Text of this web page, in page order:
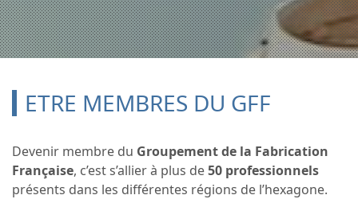
ETRE MEMBRES DU GFF
Devenir membre du Groupement de la Fabrication
Française, c’est s’allier à plus de50 professionnels
présents dans les différentes régions de l’hexagone.